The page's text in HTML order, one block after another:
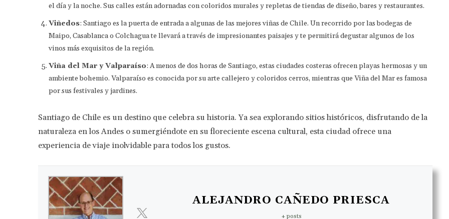
el día y la noche. Sus calles están adornadas con coloridos murales y repletas de tiendas de diseño, bares y restaurantes.
Viñedos: Santiago es la puerta de entrada a algunas de las mejores viñas de Chile. Un recorrido por las bodegas de
Maipo, Casablanca o Colchagua te llevará a través de impresionantes paisajes y te permitirá degustar algunos de los
vinos más exquisitos de la región.
Viña del Mar y Valparaíso: A menos de dos horas de Santiago, estas ciudades costeras ofrecen playas hermosas y un
ambiente bohemio. Valparaíso es conocida por su arte callejero y coloridos cerros, mientras que Viña del Mar es famosa
por sus festivales y jardines.
Santiago de Chile es un destino que celebra su historia. Ya sea explorando sitios históricos, disfrutando de la
naturaleza en los Andes o sumergiéndote en su floreciente escena cultural, esta ciudad ofrece una
experiencia de viaje inolvidable para todos los gustos.
ALEJANDRO CAÑEDO PRIESCA
+ posts